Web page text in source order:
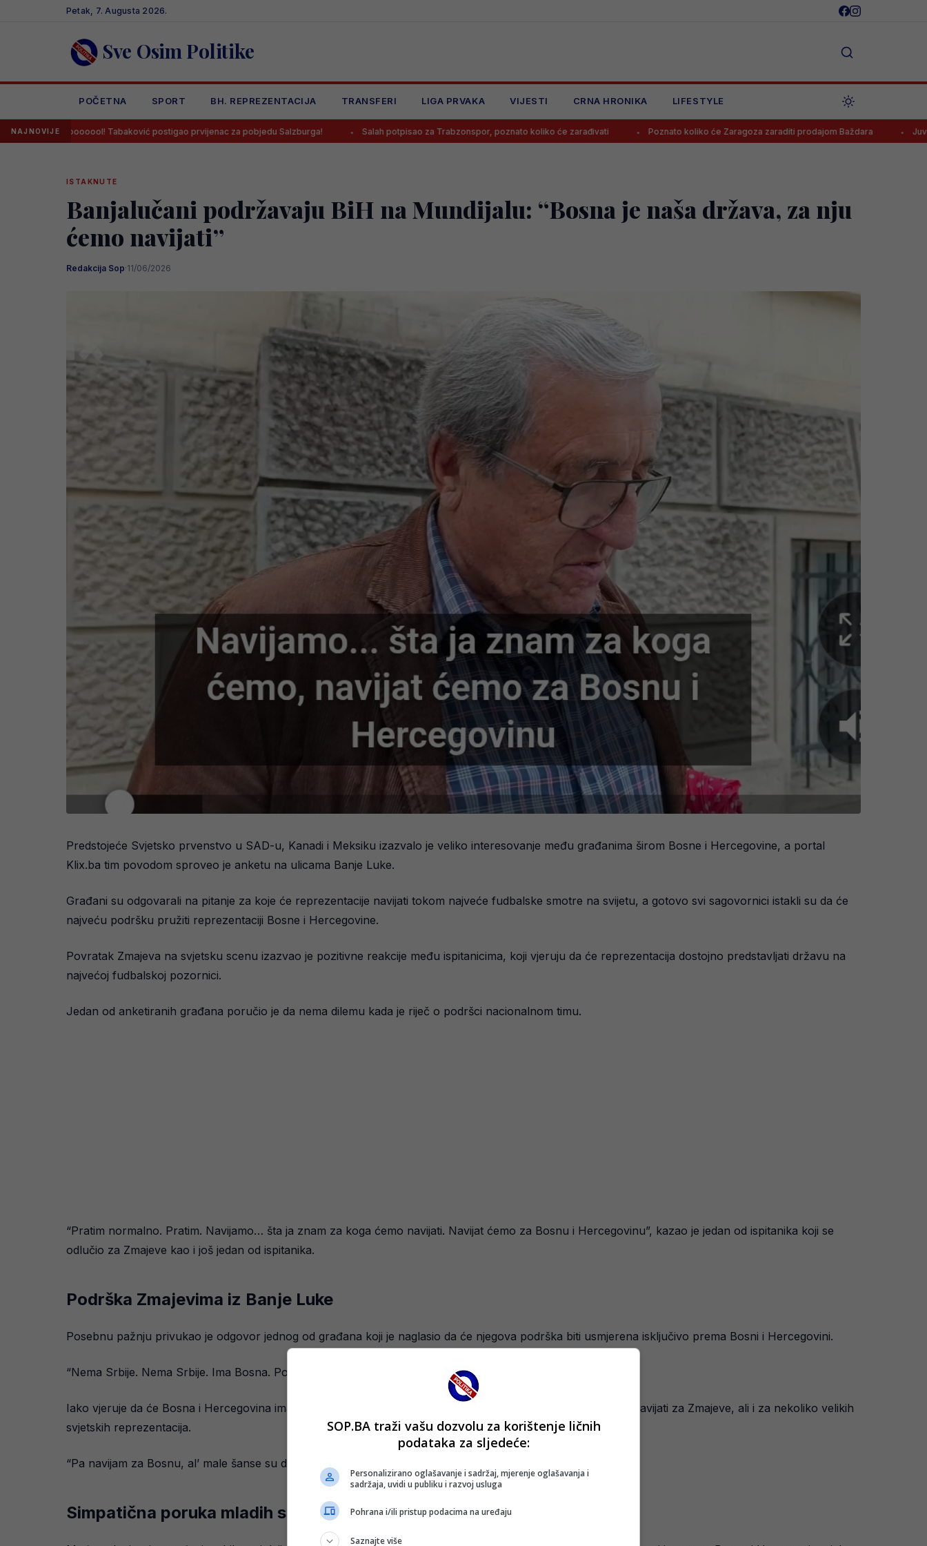
Petak, 7. Augusta 2026.
Sve Osim Politike
POČETNA SPORT BH. REPREZENTACIJA TRANSFERI LIGA PRVAKA VIJESTI CRNA HRONIKA LIFESTYLE
NAJNOVIJE
Tabaković postigao prvijenac za pobjedu Salzburga! Salah potpisao za Trabzonspor, poznato koliko će zarađivati Poznato koliko će Zaragoza zaraditi prodajom Baždara Juventus odbio
ISTAKNUTE
Banjalučani podržavaju BiH na Mundijalu: “Bosna je naša država, za nju
ćemo navijati”
Redakcija Sop·11/06/2026
Predstojeće Svjetsko prvenstvo u SAD-u, Kanadi i Meksiku izazvalo je veliko interesovanje među građanima širom Bosne i Hercegovine, a portal
Klix.ba tim povodom sproveo je anketu na ulicama Banje Luke.
Građani su odgovarali na pitanje za koje će reprezentacije navijati tokom najveće fudbalske smotre na svijetu, a gotovo svi sagovornici istakli su da će
najveću podršku pružiti reprezentaciji Bosne i Hercegovine.
Povratak Zmajeva na svjetsku scenu izazvao je pozitivne reakcije među ispitanicima, koji vjeruju da će reprezentacija dostojno predstavljati državu na
najvećoj fudbalskoj pozornici.
Jedan od anketiranih građana poručio je da nema dilemu kada je riječ o podršci nacionalnom timu.
“Pratim normalno. Pratim. Navijamo… šta ja znam za koga ćemo navijati. Navijat ćemo za Bosnu i Hercegovinu”, kazao je jedan od ispitanika koji se
odlučio za Zmajeve kao i još jedan od ispitanika.
Podrška Zmajevima iz Banje Luke
Posebnu pažnju privukao je odgovor jednog od građana koji je naglasio da će njegova podrška biti usmjerena isključivo prema Bosni i Hercegovini.
“Nema Srbije. Nema Srbije. Ima Bosna. Pogledat ćemo to u finalu možda”.
Iako vjeruje da će Bosna i Hercegovina imati težak zadatak na Mundijalu, jedan od ispitanika istakao je da će navijati za Zmajeve, ali i za nekoliko velikih
svjetskih reprezentacija.
“Pa navijam za Bosnu, al’ male šanse su da pobijedi, pa sam onda za Francusku, Brazil i tako te”.
Simpatična poruka mladih sugrađanki
SOP.BA traži vašu dozvolu za korištenje ličnih
podataka za sljedeće:
Personalizirano oglašavanje i sadržaj, mjerenje oglašavanja i
sadržaja, uvidi u publiku i razvoj usluga
Pohrana i/ili pristup podacima na uređaju
Saznajte više